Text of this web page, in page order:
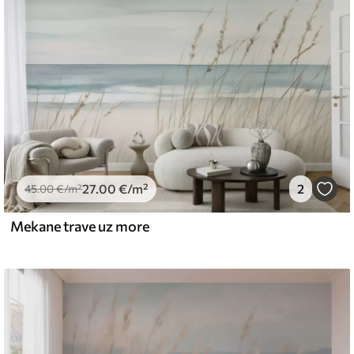
.6734.00€/m²
and Stick
49.00€/m²
45.00€/m²27 .00 €/m² 2
Mekane trave uz more